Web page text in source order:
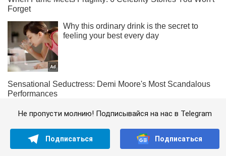
Не пропусти молнию! Подписывайся на нас в Telegram
Подписаться Подписаться